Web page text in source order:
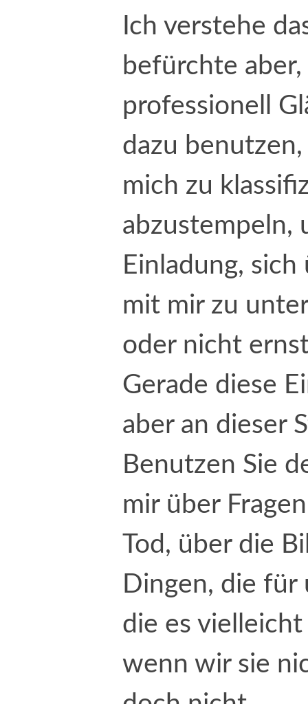
Ich verstehe
befürchte
professionell
dazu
mich zu
abzustempeln,
Einladung,
mit mir zu
oder nicht
Gerade diese
aber an dieser
Benutzen Sie
mir über
Tod, über die
Dingen, die für
die es
wenn wir sie